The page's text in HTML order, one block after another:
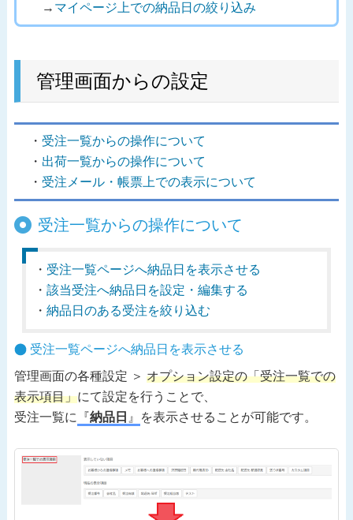
→ マイページ上での納品日の絞り込み
管理画面からの設定
受注一覧からの操作について
出荷一覧からの操作について
受注メール・帳票上での表示について
受注一覧からの操作について
受注一覧ページへ納品日を表示させる
該当受注へ納品日を設定・編集する
納品日のある受注を絞り込む
受注一覧ページへ納品日を表示させる
管理画面の各種設定 ＞ オプション設定の「受注一覧での
表示項目」にて設定を行うことで、
受注一覧に 『納品日 』 を表示させることが可能です。